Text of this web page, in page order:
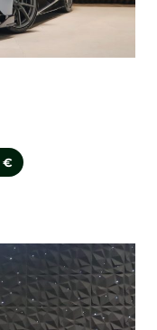
€